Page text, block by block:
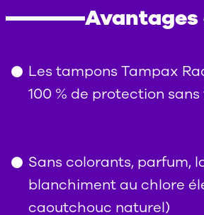
Les tampons Tampax
100 % de protection
Sans colorants, parfum,
blanchiment au chlore
caoutchouc naturel)